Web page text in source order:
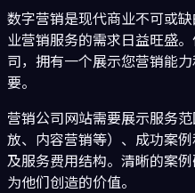
数字营销是现代商业不可或
业营销服务的需求日益旺盛
司，拥有一个展示您营销能
要。
营销公司网站需要展示服务
放、内容营销等）、成功案
及服务费用结构。清晰的案
为他们创造的价值。